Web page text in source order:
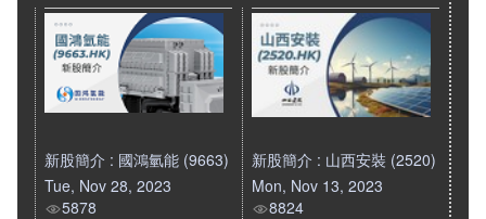
新股簡介 : 國鴻氫能 (9663)
Tue, Nov 28, 2023
5878
新股簡介 : 山西安裝 (2520)
Mon, Nov 13, 2023
8824